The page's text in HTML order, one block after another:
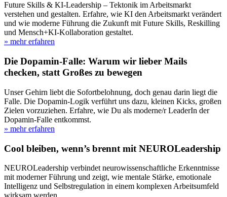
Future Skills & KI-Leadership – Tektonik im Arbeitsmarkt
verstehen und gestalten. Erfahre, wie KI den Arbeitsmarkt verändert
und wie moderne Führung die Zukunft mit Future Skills, Reskilling
und Mensch+KI-Kollaboration gestaltet.
» mehr erfahren
Die Dopamin-Falle: Warum wir lieber Mails
checken, statt Großes zu bewegen
Unser Gehirn liebt die Sofortbelohnung, doch genau darin liegt die
Falle. Die Dopamin-Logik verführt uns dazu, kleinen Kicks, großen
Zielen vorzuziehen. Erfahre, wie Du als moderne/r LeaderIn der
Dopamin-Falle entkommst.
» mehr erfahren
Cool bleiben, wenn’s brennt mit NEUROLeadership
NEUROLeadership verbindet neurowissenschaftliche Erkenntnisse
mit moderner Führung und zeigt, wie mentale Stärke, emotionale
Intelligenz und Selbstregulation in einem komplexen Arbeitsumfeld